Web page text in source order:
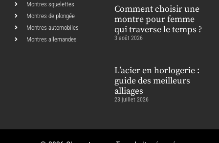
Montres squelettes
Montres de plongée
Montres automobiles
Montres allemandes
Comment choisir une
montre pour femme
qui traverse le temps ?
3 août 2026
L’acier en horlogerie :
guide des meilleurs
alliages
23 juillet 2026